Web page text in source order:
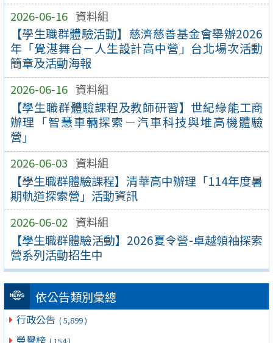
2026-06-16 資料組
【學生職群體驗活動】慈濟慈善基金會舉辦2026
年「覺湛舞台－人生設計高中營」台北場次活動
簡章及活動海報
2026-06-16 資料組
【學生職群體驗課程及教師研習】世紀綠能工商
辦理「智慧車輛探索－汽車科技與堆高機體驗
營」
2026-06-03 資料組
【學生職群體驗課程】清華高中辦理「114年度暑
期軌道探索營」活動資訊
2026-06-02 資料組
【學生職群體驗活動】2026夏令營-卓越領袖探索
營系列活動招生中
依公告類別彙總
行政公告 ( 5,899 )
榮譽榜